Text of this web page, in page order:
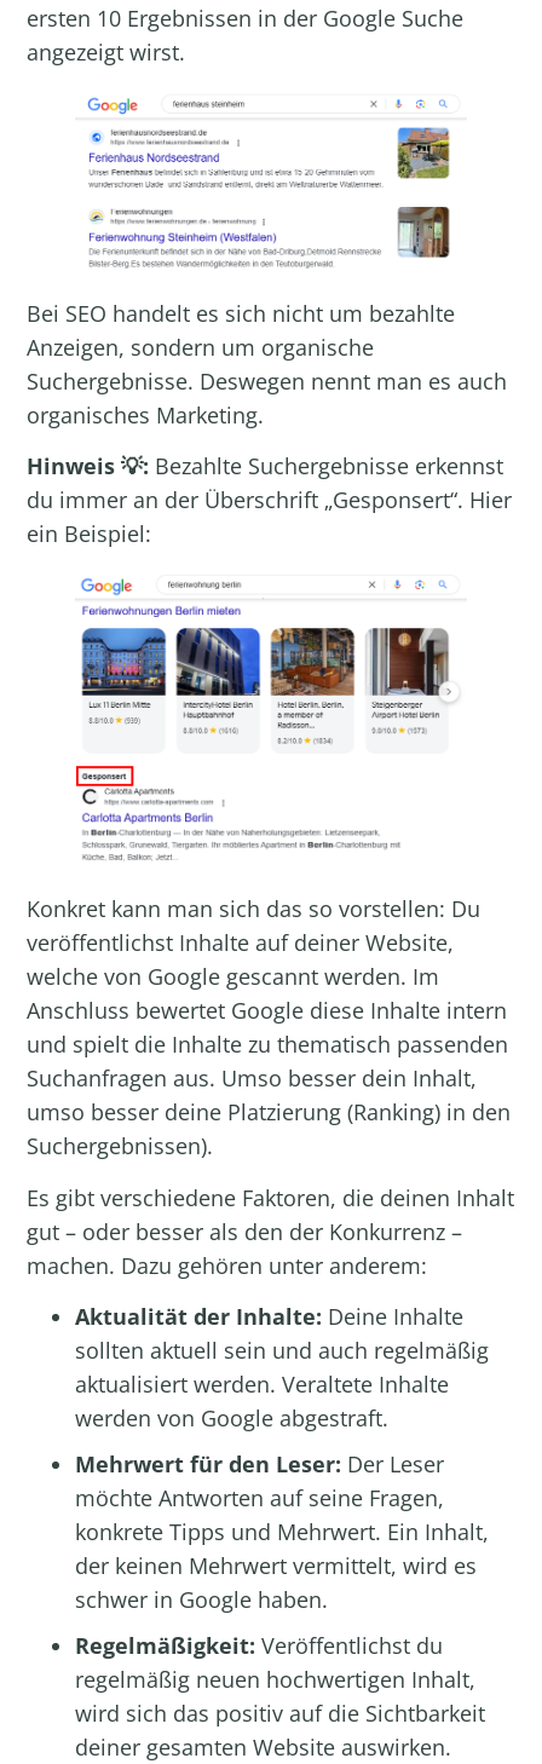
ersten 10 Ergebnissen in der Google Suche
angezeigt wirst.
Bei SEO handelt es sich nicht um bezahlte
Anzeigen, sondern um organische
Suchergebnisse. Deswegen nennt man es auch
organisches Marketing.
Hinweis 💡: Bezahlte Suchergebnisse erkennst
du immer an der Überschrift „Gesponsert“. Hier
ein Beispiel:
Konkret kann man sich das so vorstellen: Du
veröffentlichst Inhalte auf deiner Website,
welche von Google gescannt werden. Im
Anschluss bewertet Google diese Inhalte intern
und spielt die Inhalte zu thematisch passenden
Suchanfragen aus. Umso besser dein Inhalt,
umso besser deine Platzierung (Ranking) in den
Suchergebnissen).
Es gibt verschiedene Faktoren, die deinen Inhalt
gut – oder besser als den der Konkurrenz –
machen. Dazu gehören unter anderem:
Aktualität der Inhalte: Deine Inhalte
sollten aktuell sein und auch regelmäßig
aktualisiert werden. Veraltete Inhalte
werden von Google abgestraft.
Mehrwert für den Leser: Der Leser
möchte Antworten auf seine Fragen,
konkrete Tipps und Mehrwert. Ein Inhalt,
der keinen Mehrwert vermittelt, wird es
schwer in Google haben.
Regelmäßigkeit: Veröffentlichst du
regelmäßig neuen hochwertigen Inhalt,
wird sich das positiv auf die Sichtbarkeit
deiner gesamten Website auswirken.